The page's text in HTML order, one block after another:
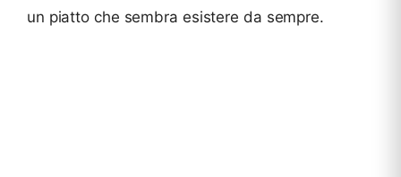
un piatto che sembra esistere da sempre.